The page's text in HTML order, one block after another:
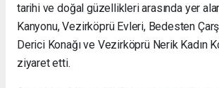
tarihi ve doğal güzellikleri arasında yer
Kanyonu, Vezirköprü Evleri, Bedesten
Derici Konağı ve Vezirköprü Nerik Kadın
ziyaret etti.